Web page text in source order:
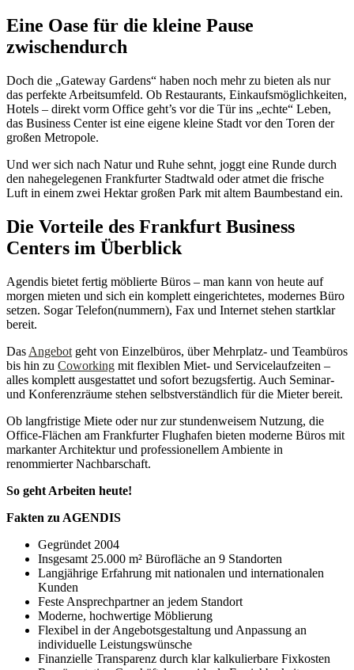
Eine Oase für die kleine Pause
zwischendurch
Doch die „Gateway Gardens“ haben noch mehr zu bieten als nur
das perfekte Arbeitsumfeld. Ob Restaurants, Einkaufsmöglichkeiten,
Hotels – direkt vorm Office geht’s vor die Tür ins „echte“ Leben,
das Business Center ist eine eigene kleine Stadt vor den Toren der
großen Metropole.
Und wer sich nach Natur und Ruhe sehnt, joggt eine Runde durch
den nahegelegenen Frankfurter Stadtwald oder atmet die frische
Luft in einem zwei Hektar großen Park mit altem Baumbestand ein.
Die Vorteile des Frankfurt Business
Centers im Überblick
Agendis bietet fertig möblierte Büros – man kann von heute auf
morgen mieten und sich ein komplett eingerichtetes, modernes Büro
setzen. Sogar Telefon(nummern), Fax und Internet stehen startklar
bereit.
Das Angebot geht von Einzelbüros, über Mehrplatz- und Teambüros
bis hin zu Coworking mit flexiblen Miet- und Servicelaufzeiten –
alles komplett ausgestattet und sofort bezugsfertig. Auch Seminar-
und Konferenzräume stehen selbstverständlich für die Mieter bereit.
Ob langfristige Miete oder nur zur stundenweisem Nutzung, die
Office-Flächen am Frankfurter Flughafen bieten moderne Büros mit
markanter Architektur und professionellem Ambiente in
renommierter Nachbarschaft.
So geht Arbeiten heute!
Fakten zu AGENDIS
Gegründet 2004
Insgesamt 25.000 m² Bürofläche an 9 Standorten
Langjährige Erfahrung mit nationalen und internationalen
Kunden
Feste Ansprechpartner an jedem Standort
Moderne, hochwertige Möblierung
Flexibel in der Angebotsgestaltung und Anpassung an
individuelle Leistungswünsche
Finanzielle Transparenz durch klar kalkulierbare Fixkosten